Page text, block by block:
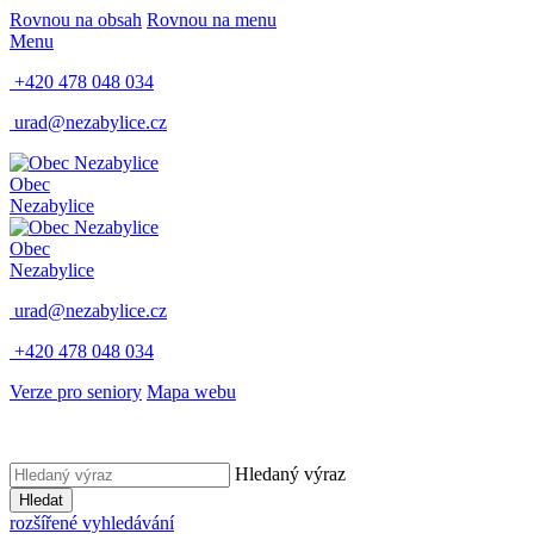
Rovnou na obsah Rovnou na menu
Menu
+420 478 048 034
urad@nezabylice.cz
Obec
Nezabylice
Obec
Nezabylice
urad@nezabylice.cz
+420 478 048 034
Verze pro seniory Mapa webu
Hledaný výraz
Hledat
rozšířené vyhledávání